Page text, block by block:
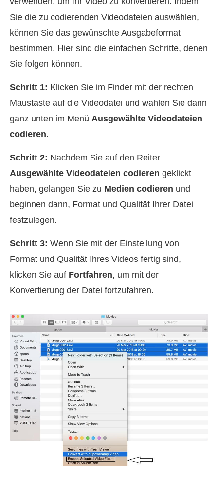
Sie die zu codierenden Videodateien auswählen,
können Sie das gewünschte Ausgabeformat
bestimmen. Hier sind die einfachen Schritte, denen
Sie folgen können.
Schritt 1: Klicken Sie im Finder mit der rechten
Maustaste auf die Videodatei und wählen Sie dann
ganz unten im Menü Ausgewählte Videodateien
codieren.
Schritt 2: Nachdem Sie auf den Reiter
Ausgewählte Videodateien codieren geklickt
haben, gelangen Sie zu Medien codieren und
beginnen dann, Format und Qualität Ihrer Datei
festzulegen.
Schritt 3: Wenn Sie mit der Einstellung von
Format und Qualität Ihres Videos fertig sind,
klicken Sie auf Fortfahren, um mit der
Konvertierung der Datei fortzufahren.